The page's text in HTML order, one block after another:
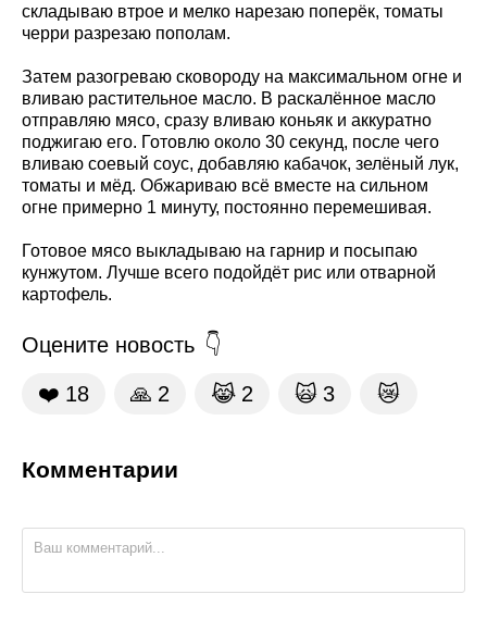
складываю втрое и мелко нарезаю поперёк, томаты
черри разрезаю пополам.
Затем разогреваю сковороду на максимальном огне и
вливаю растительное масло. В раскалённое масло
отправляю мясо, сразу вливаю коньяк и аккуратно
поджигаю его. Готовлю около 30 секунд, после чего
вливаю соевый соус, добавляю кабачок, зелёный лук,
томаты и мёд. Обжариваю всё вместе на сильном
огне примерно 1 минуту, постоянно перемешивая.
Готовое мясо выкладываю на гарнир и посыпаю
кунжутом. Лучше всего подойдёт рис или отварной
картофель.
Оцените новость
❤️ 18 🙏 2 😹 2 🙀 3 😿
Комментарии